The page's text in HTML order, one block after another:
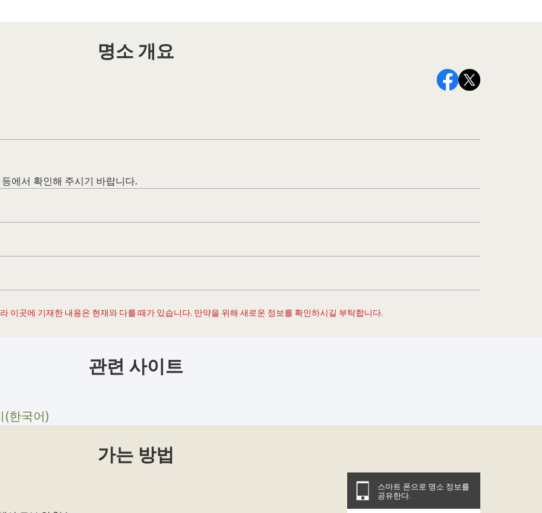
명소 개요
에서 확인해 주시기 바랍니다.
이곳에 기재한 내용은 현재와 다를 때가 있습니다. 만약을 위해 새로운 정보를 확인하시길 부탁합니다.
관련 사이트
한국어)
가는 방법
스마트 폰으로 명소 정보를
공유한다.